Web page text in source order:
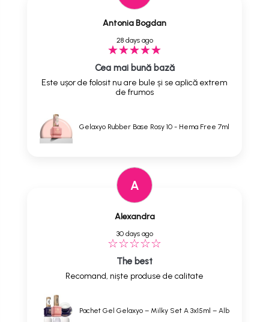
Antonia Bogdan
28 days ago
Cea mai bună bază
Este ușor de folosit nu are bule și se aplică extrem
de frumos
Gelaxyo Rubber Base Rosy 10 - Hema Free 7ml
A
Alexandra
30 days ago
The best
Recomand, niște produse de calitate
Pachet Gel Gelaxyo – Milky Set A 3x15ml – Alb